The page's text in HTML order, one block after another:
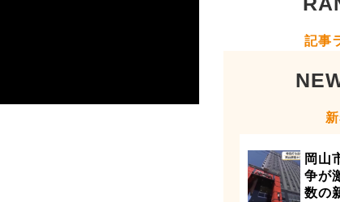
記事
岡山
争が
数の